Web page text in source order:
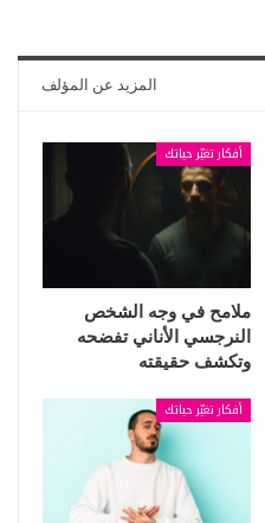
المزيد عن المؤلف
أفكار تغيّر حياتك
ملامح في وجه الشخص
النرجسي الأناني تفضحه
وتكشف حقيقته
أفكار تغيّر حياتك